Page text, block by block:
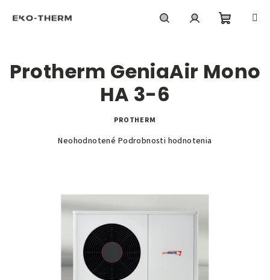
košík
Protherm GeniaAir Mono
HA 3-6
PROTHERM
Priemerné
z
5
hviezdičiek.
Neohodnotené Podrobnosti hodnotenia